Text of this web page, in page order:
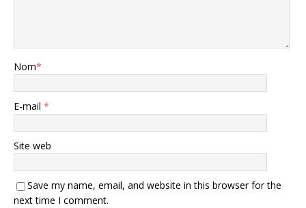
Nom*
E-mail *
Site web
Save my name, email, and website in this browser for the
next time I comment.